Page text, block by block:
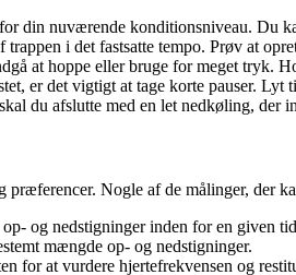
din nuværende konditionsniveau. Du
i det fastsatte tempo. Prøv at
at hoppe eller bruge for meget tryk.
er det vigtigt at tage korte pauser. Lyt
du afslutte med en let nedkøling, der
Nogle af de målinger, der
og nedstigninger inden for en given
mængde op- og nedstigninger.
for at vurdere hjertefrekvensen og